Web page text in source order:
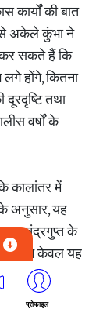
कार्यों की बात
से अकेले कुंभा ने
कर सकते हैं कि
होंगे, कितना
तथा
वर्षों के
कालांतर में
अनुसार, यह
चंद्रगुप्त के
कि न केवल यह
से 1,100
प्रोफाइल